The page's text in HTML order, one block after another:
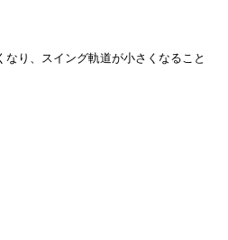
り、スイング軌道が小さくなること